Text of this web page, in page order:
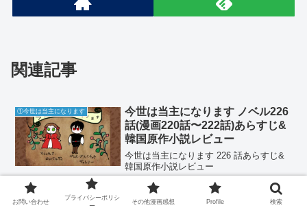
関連記事
①今世は当主になります
今世は当主になります ノベル226
話(漫画220話〜222話)あらすじ&
韓国原作小説レビュー
今世は当主になります 226 話あらすじ&
韓国原作小説レビュー
①今世は当主になります 今世は当主になります ノベル 外
お問い合わせ
プライバシーポリシ
ー
その他漫画感想 Profile 検索